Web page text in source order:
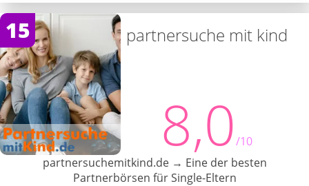
15 partnersuche mit kind
8,0/10
partnersuchemitkind.de → Eine der besten
Partnerbörsen für Single-Eltern